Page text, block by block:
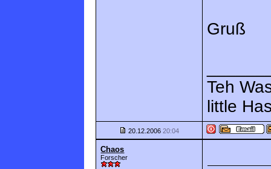
Gruß
Teh
little
20.12.200620:04
Chaos
Forscher